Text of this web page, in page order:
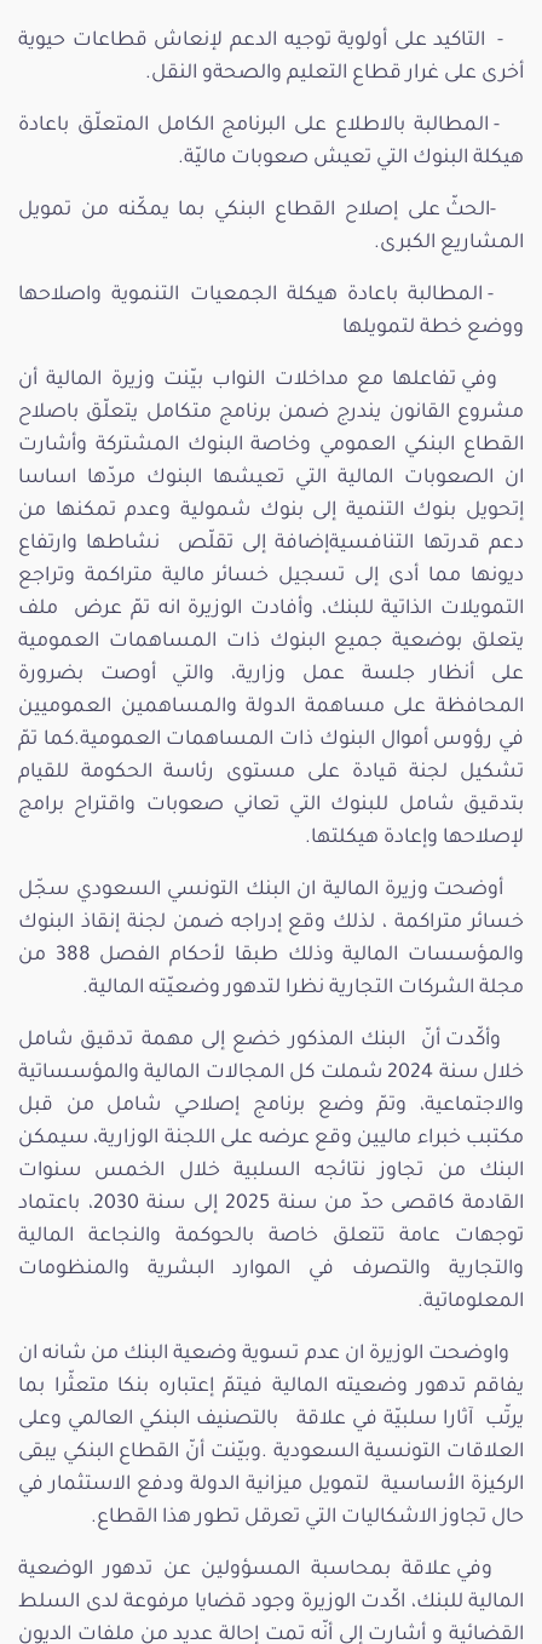
- التاكيد على أولوية توجيه الدعم لإنعاش قطاعات حيوية
أخرى على غرار قطاع التعليم والصحةو النقل.
- المطالبة بالاطلاع على البرنامج الكامل المتعلّق باعادة
هيكلة البنوك التي تعيش صعوبات ماليّة.
-الحثّ على إصلاح القطاع البنكي بما يمكّنه من تمويل
المشاريع الكبرى.
- المطالبة باعادة هيكلة الجمعيات التنموية واصلاحها
ووضع خطة لتمويلها
وفي تفاعلها مع مداخلات النواب بيّنت وزيرة المالية أن
مشروع القانون يندرج ضمن برنامج متكامل يتعلّق باصلاح
القطاع البنكي العمومي وخاصة البنوك المشتركة وأشارت
ان الصعوبات المالية التي تعيشها البنوك مردّها اساسا
إتحويل بنوك التنمية إلى بنوك شمولية وعدم تمكنها من
دعم قدرتها التنافسيةإضافة إلى تقلّص نشاطها وارتفاع
ديونها مما أدى إلى تسجيل خسائر مالية متراكمة وتراجع
التمويلات الذاتية للبنك، وأفادت الوزيرة انه تمّ عرض ملف
يتعلق بوضعية جميع البنوك ذات المساهمات العمومية
على أنظار جلسة عمل وزارية، والتي أوصت بضرورة
المحافظة على مساهمة الدولة والمساهمين العموميين
في رؤوس أموال البنوك ذات المساهمات العمومية.كما تمّ
تشكيل لجنة قيادة على مستوى رئاسة الحكومة للقيام
بتدقيق شامل للبنوك التي تعاني صعوبات واقتراح برامج
لإصلاحها وإعادة هيكلتها.
أوضحت وزيرة المالية ان البنك التونسي السعودي سجّل
خسائر متراكمة ، لذلك وقع إدراجه ضمن لجنة إنقاذ البنوك
والمؤسسات المالية وذلك طبقا لأحكام الفصل 388 من
مجلة الشركات التجارية نظرا لتدهور وضعيّته المالية.
وأكّدت أنّ البنك المذكور خضع إلى مهمة تدقيق شامل
خلال سنة 2024 شملت كل المجالات المالية والمؤسساتية
والاجتماعية، وتمّ وضع برنامج إصلاحي شامل من قبل
مكتبب خبراء ماليين وقع عرضه على اللجنة الوزارية، سيمكن
البنك من تجاوز نتائجه السلبية خلال الخمس سنوات
القادمة كاقصى حدّ من سنة 2025 إلى سنة 2030، باعتماد
توجهات عامة تتعلق خاصة بالحوكمة والنجاعة المالية
والتجارية والتصرف في الموارد البشرية والمنظومات
المعلوماتية.
واوضحت الوزيرة ان عدم تسوية وضعية البنك من شانه ان
يفاقم تدهور وضعيته المالية فيتمّ إعتباره بنكا متعثّرا بما
يرتّب آثارا سلبيّة في علاقة بالتصنيف البنكي العالمي وعلى
العلاقات التونسية السعودية .وبيّنت أنّ القطاع البنكي يبقى
الركيزة الأساسية لتمويل ميزانية الدولة ودفع الاستثمار في
حال تجاوز الاشكاليات التي تعرقل تطور هذا القطاع.
وفي علاقة بمحاسبة المسؤولين عن تدهور الوضعية
المالية للبنك، اكّدت الوزيرة وجود قضايا مرفوعة لدى السلط
القضائية و أشارت إلى أنّه تمت إحالة عديد من ملفات الديون